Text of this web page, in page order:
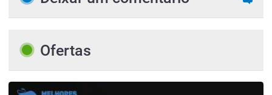
Ofertas